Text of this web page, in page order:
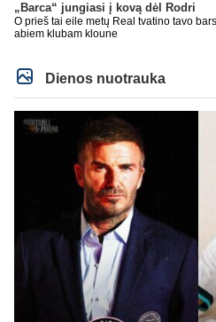
„Barca“ jungiasi į kovą dėl Rodri
O prieš tai eile metų Real tvatino tavo
abiem klubam kloune
Dienos nuotrauka